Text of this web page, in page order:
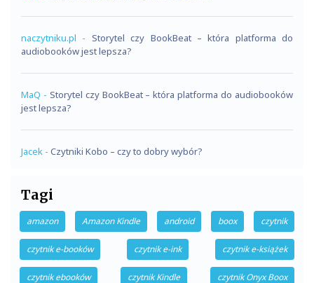
naczytniku.pl - Storytel czy BookBeat – która platforma do
audiobooków jest lepsza?
MaQ - Storytel czy BookBeat – która platforma do audiobooków
jest lepsza?
Jacek - Czytniki Kobo – czy to dobry wybór?
Tagi
amazon Amazon Kindle android boox czytnik
czytnik e-booków czytnik e-ink czytnik e-książek
czytnik ebooków czytnik Kindle czytnik Onyx Boox